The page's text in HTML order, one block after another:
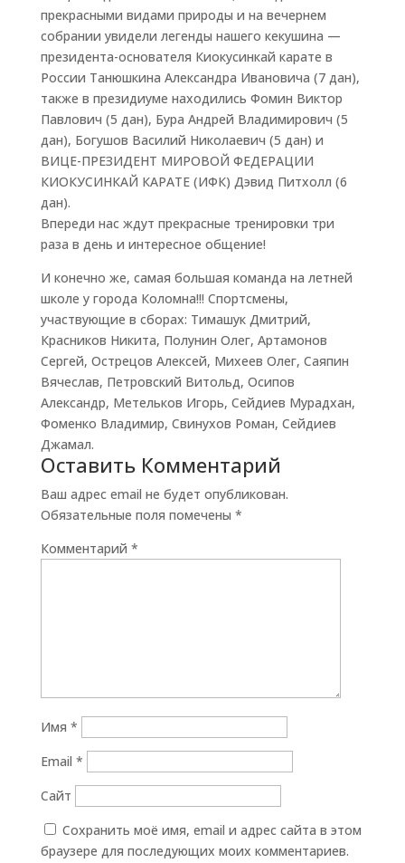
прекрасными видами природы и на вечернем
собрании увидели легенды нашего кекушина —
президента-основателя Киокусинкай карате в
России Танюшкина Александра Ивановича (7 дан),
также в президиуме находились Фомин Виктор
Павлович (5 дан), Бура Андрей Владимирович (5
дан), Богушов Василий Николаевич (5 дан) и
ВИЦЕ-ПРЕЗИДЕНТ МИРОВОЙ ФЕДЕРАЦИИ
КИОКУСИНКАЙ КАРАТЕ (ИФК) Дэвид Питхолл (6
дан).
Впереди нас ждут прекрасные тренировки три
раза в день и интересное общение!
И конечно же, самая большая команда на летней
школе у города Коломна!!! Спортсмены,
участвующие в сборах: Тимашук Дмитрий,
Красников Никита, Полунин Олег, Артамонов
Сергей, Острецов Алексей, Михеев Олег, Саяпин
Вячеслав, Петровский Витольд, Осипов
Александр, Метельков Игорь, Сейдиев Мурадхан,
Фоменко Владимир, Свинухов Роман, Сейдиев
Джамал.
Оставить Комментарий
Ваш адрес email не будет опубликован.
Обязательные поля помечены *
Комментарий *
Имя *
Email *
Сайт
Сохранить моё имя, email и адрес сайта в этом
браузере для последующих моих комментариев.